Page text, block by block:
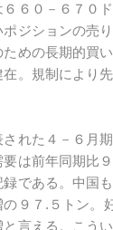
６０－６７０
ジションの売
めの長期的買
。規制により
れた４－６月
は前年同期比
である。中国
９７.５トン。
言える。こう